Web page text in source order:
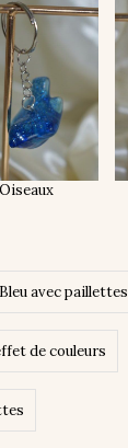
Oiseaux
Bleu avec paillettes
de couleurs